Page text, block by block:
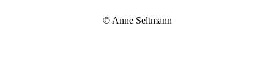
© Anne Seltmann